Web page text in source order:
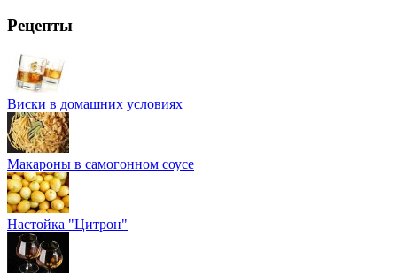
Рецепты
Виски в домашних условиях
Макароны в самогонном соусе
Настойка "Цитрон"